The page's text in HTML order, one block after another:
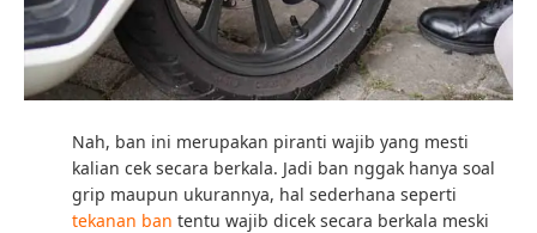
Nah, ban ini merupakan piranti wajib yang mesti
kalian cek secara berkala. Jadi ban nggak hanya soal
grip maupun ukurannya, hal sederhana seperti
tekanan ban tentu wajib dicek secara berkala meski